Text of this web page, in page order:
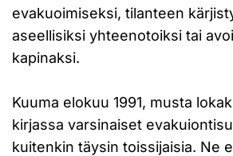
evakuoimiseksi, tilanteen
aseellisiksi yhteenotoiksi tai
kapinaksi.
Kuuma elokuu 1991, musta
kirjassa varsinaiset
kuitenkin täysin toissijaisia. Ne